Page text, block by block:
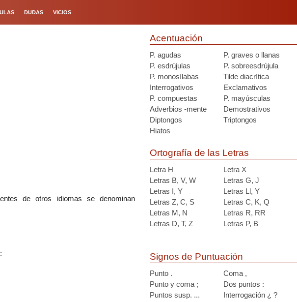
DUDAS VICIOS
de otros idiomas se denominan
Acentuación
P. agudas
P. graves o llanas
P. esdrújulas
P. sobreesdrújula
P. monosílabas
Tilde diacrítica
Interrogativos
Exclamativos
P. compuestas
P. mayúsculas
Adverbios -mente
Demostrativos
Diptongos
Triptongos
Hiatos
Ortografía de las Letras
Letra H
Letra X
Letras B, V, W
Letras G, J
Letras I, Y
Letras Ll, Y
Letras Z, C, S
Letras C, K, Q
Letras M, N
Letras R, RR
Letras D, T, Z
Letras P, B
Signos de Puntuación
Punto .
Coma ,
Punto y coma ;
Dos puntos :
Puntos susp. ...
Interrogación ¿ ?